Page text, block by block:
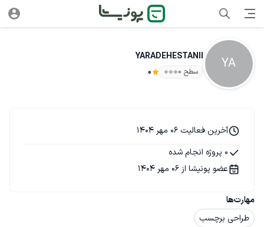
YA
YARADEHESTANII
سطح ۰ 0
مهارت‌ها
طراحی برچسب
آخرین فعالیت 06 مهر 1404
0 پروژه انجام شده
عضو پونیشا از 06 مهر 1404